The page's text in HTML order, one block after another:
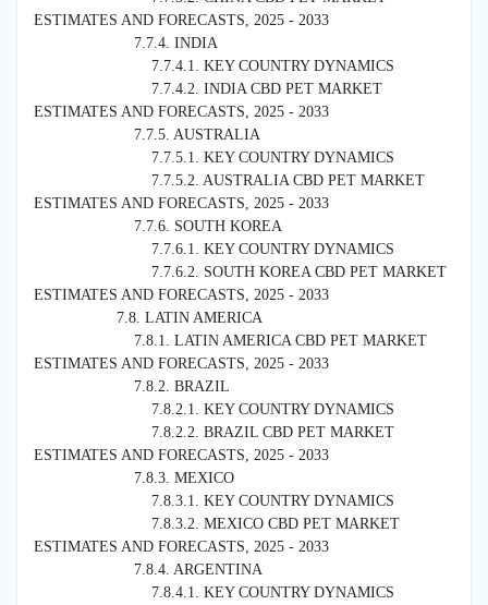
ESTIMATES AND FORECASTS, 2025 - 2033
7.7.4. INDIA
7.7.4.1. KEY COUNTRY DYNAMICS
7.7.4.2. INDIA CBD PET MARKET
ESTIMATES AND FORECASTS, 2025 - 2033
7.7.5. AUSTRALIA
7.7.5.1. KEY COUNTRY DYNAMICS
7.7.5.2. AUSTRALIA CBD PET MARKET
ESTIMATES AND FORECASTS, 2025 - 2033
7.7.6. SOUTH KOREA
7.7.6.1. KEY COUNTRY DYNAMICS
7.7.6.2. SOUTH KOREA CBD PET MARKET
ESTIMATES AND FORECASTS, 2025 - 2033
7.8. LATIN AMERICA
7.8.1. LATIN AMERICA CBD PET MARKET
ESTIMATES AND FORECASTS, 2025 - 2033
7.8.2. BRAZIL
7.8.2.1. KEY COUNTRY DYNAMICS
7.8.2.2. BRAZIL CBD PET MARKET
ESTIMATES AND FORECASTS, 2025 - 2033
7.8.3. MEXICO
7.8.3.1. KEY COUNTRY DYNAMICS
7.8.3.2. MEXICO CBD PET MARKET
ESTIMATES AND FORECASTS, 2025 - 2033
7.8.4. ARGENTINA
7.8.4.1. KEY COUNTRY DYNAMICS